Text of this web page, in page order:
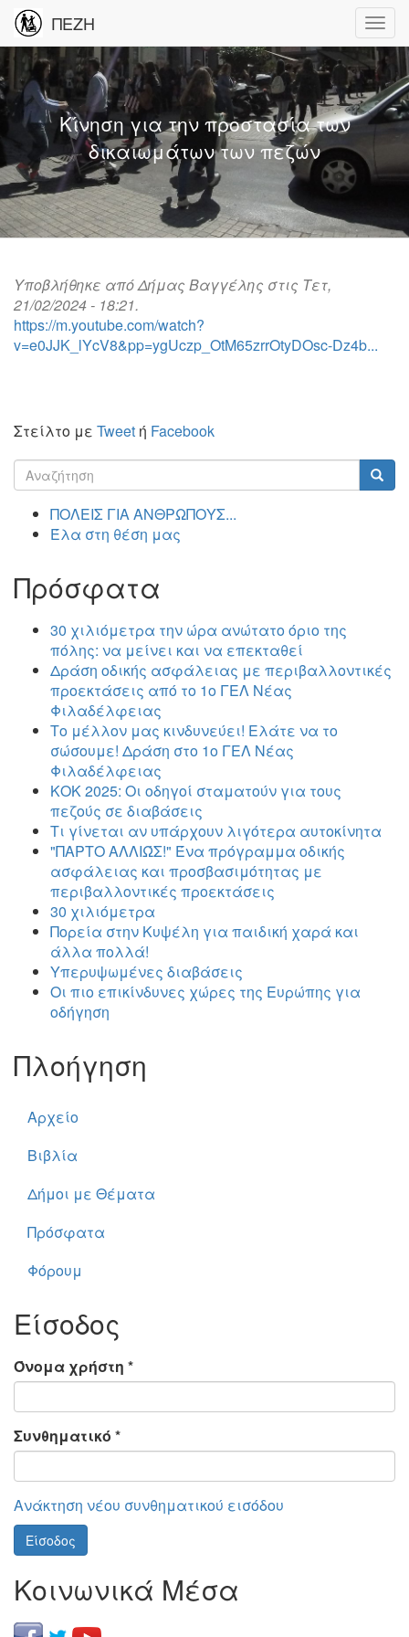
ΠΕΖΗ
Κίνηση για την προστασία των
δικαιωμάτων των πεζών
Υποβλήθηκε απόΔήμας Βαγγέλης στις Τετ,
21/02/2024 - 18:21.
https://m.youtube.com/watch?
v=e0JJK_lYcV8&pp=ygUczp_OtM65zrrOtyDOsc-Dz4b...
Στείλτο με Tweet ή Facebook
Φόρμα
αναζήτησης
ΠΟΛΕΙΣ ΓΙΑ ΑΝΘΡΩΠΟΥΣ...
Έλα στη θέση μας
Πρόσφατα
30 χιλιόμετρα την ώρα ανώτατο όριο της
πόλης: να μείνει και να επεκταθεί
Δράση οδικής ασφάλειας με περιβαλλοντικές
προεκτάσεις από το 1ο ΓΕΛ Νέας
Φιλαδέλφειας
Το μέλλον μας κινδυνεύει! Ελάτε να το
σώσουμε! Δράση στο 1ο ΓΕΛ Νέας
Φιλαδέλφειας
ΚΟΚ 2025: Οι οδηγοί σταματούν για τους
πεζούς σε διαβάσεις
Τι γίνεται αν υπάρχουν λιγότερα αυτοκίνητα
"ΠΑΡΤΟ ΑΛΛΙΏΣ!" Ένα πρόγραμμα οδικής
ασφάλειας και προσβασιμότητας με
περιβαλλοντικές προεκτάσεις
30 χιλιόμετρα
Πορεία στην Κυψέλη για παιδική χαρά και
άλλα πολλά!
Υπερυψωμένες διαβάσεις
Οι πιο επικίνδυνες χώρες της Ευρώπης για
οδήγηση
Πλοήγηση
Αρχείο
Βιβλία
Δήμοι με Θέματα
Πρόσφατα
Φόρουμ
Είσοδος
Όνομα χρήστη *
Συνθηματικό *
Ανάκτηση νέου συνθηματικού εισόδου
Είσοδος
Κοινωνικά Μέσα